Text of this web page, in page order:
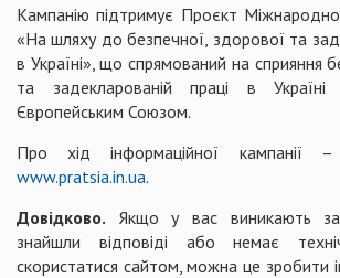
Кампанію підтримує Проєкт Міжнародної
«На шляху до безпечної, здорової та
в Україні», що спрямований на сприяння
та задекларованій праці в Україні
Європейським Союзом.
Про хід інформаційної кампанії
www.pratsia.in.ua.
Довідково. Якщо у вас виникають
знайшли відповіді або немає
скористатися сайтом, можна це зробити